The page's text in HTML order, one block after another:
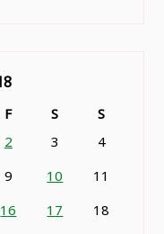
F S
S
2 3
4
9 10
11
16 17
18